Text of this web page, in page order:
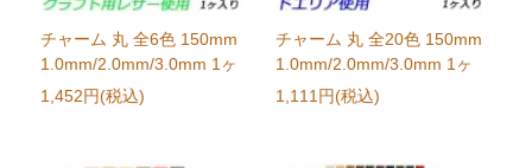
チャーム 丸 全6色 150mm
1.0mm/2.0mm/3.0mm 1ヶ
1,452円(税込)
チャーム 丸 全20色 150mm
1.0mm/2.0mm/3.0mm 1ヶ
1,111円(税込)